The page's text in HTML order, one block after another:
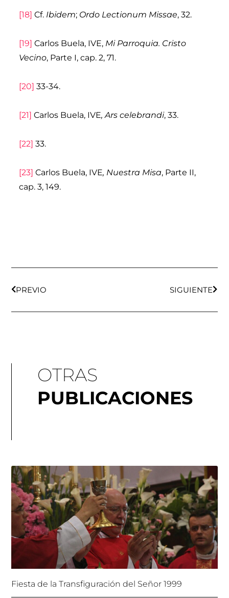
[18] Cf. Ibidem; Ordo Lectionum Missae, 32.
[19] Carlos Buela, IVE, Mi Parroquia. Cristo
Vecino, Parte I, cap. 2, 71.
[20] 33-34.
[21] Carlos Buela, IVE, Ars celebrandi, 33.
[22] 33.
[23] Carlos Buela, IVE, Nuestra Misa, Parte II,
cap. 3, 149.
PREVIO SIGUIENTE
OTRAS
PUBLICACIONES
Fiesta de la Transfiguración del Señor 1999